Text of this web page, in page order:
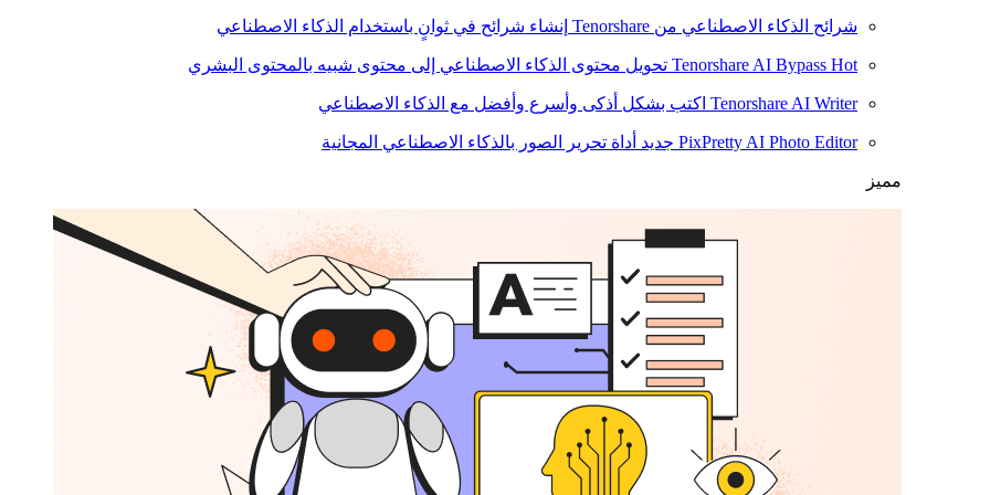
شرائح الذكاء الاصطناعي من Tenorshare إنشاء شرائح في ثوانٍ باستخدام الذكاء الاصطناعي
Tenorshare AI Bypass Hot تحويل محتوى الذكاء الاصطناعي إلى محتوى شبيه بالمحتوى البشري
Tenorshare AI Writer اكتب بشكل أذكى وأسرع وأفضل مع الذكاء الاصطناعي
PixPretty AI Photo Editor جديد أداة تحرير الصور بالذكاء الاصطناعي المجانية
مميز